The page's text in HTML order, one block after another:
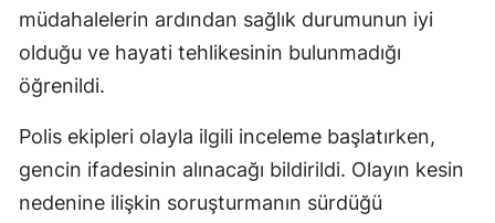
müdahalelerin ardından sağlık durumunun iyi
olduğu ve hayati tehlikesinin bulunmadığı
öğrenildi.
Polis ekipleri olayla ilgili inceleme başlatırken,
gencin ifadesinin alınacağı bildirildi. Olayın kesin
nedenine ilişkin soruşturmanın sürdüğü